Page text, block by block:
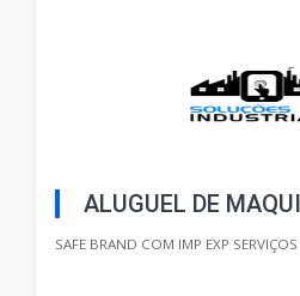
ALUGUEL DE
SAFE BRAND COM IMP EXP